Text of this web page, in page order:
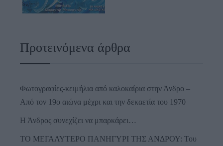
Προτεινόμενα άρθρα
Φωτογραφίες-κειμήλια από καλοκαίρια στην Άνδρο –
Από τον 19ο αιώνα μέχρι και την δεκαετία του 1970
Η Άνδρος συνεχίζει να μπαρκάρει…
ΤΟ ΜΕΓΑΛΥΤΕΡΟ ΠΑΝΗΓΥΡΙ ΤΗΣ ΑΝΔΡΟΥ: Του